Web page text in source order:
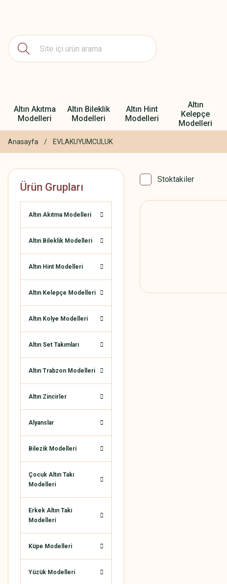
Altın Akıtma
Modelleri
Altın Bileklik
Modelleri
Altın Hint
Modelleri
Altın
Kelepçe
Modelleri
Anasayfa EVLAKUYUMCULUK
Ürün Grupları
Altın Akıtma Modelleri
Altın Bileklik Modelleri
Altın Hint Modelleri
Altın Kelepçe Modelleri
Altın Kolye Modelleri
Altın Set Takımları
Altın Trabzon Modelleri
Altın Zincirler
Alyanslar
Bilezik Modelleri
Çocuk Altın Takı
Modelleri
Erkek Altın Takı
Modelleri
Küpe Modelleri
Yüzük Modelleri
Stoktakiler